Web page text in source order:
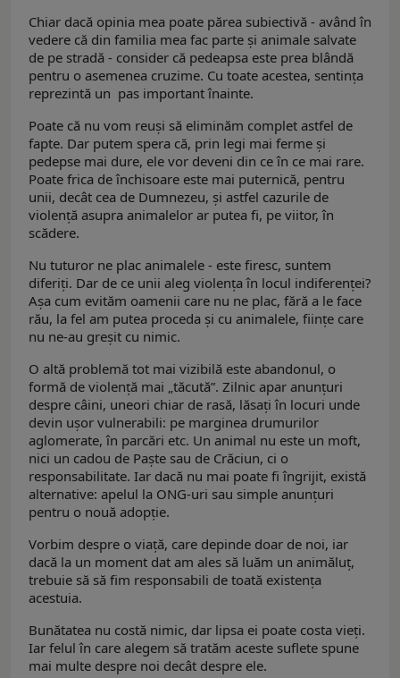
Chiar dacă opinia mea poate părea subiectivă - având în
vedere că din familia mea fac parte și animale salvate
de pe stradă - consider că pedeapsa este prea blândă
pentru o asemenea cruzime. Cu toate acestea, sentința
reprezintă un pas important înainte.
Poate că nu vom reuși să eliminăm complet astfel de
fapte. Dar putem spera că, prin legi mai ferme și
pedepse mai dure, ele vor deveni din ce în ce mai rare.
Poate frica de închisoare este mai puternică, pentru
unii, decât cea de Dumnezeu, și astfel cazurile de
violență asupra animalelor ar putea fi, pe viitor, în
scădere.
Nu tuturor ne plac animalele - este firesc, suntem
diferiți. Dar de ce unii aleg violența în locul indiferenței?
Așa cum evităm oamenii care nu ne plac, fără a le face
rău, la fel am putea proceda și cu animalele, ființe care
nu ne-au greșit cu nimic.
O altă problemă tot mai vizibilă este abandonul, o
formă de violență mai „tăcută”. Zilnic apar anunțuri
despre câini, uneori chiar de rasă, lăsați în locuri unde
devin uşor vulnerabili: pe marginea drumurilor
aglomerate, în parcări etc. Un animal nu este un moft,
nici un cadou de Paște sau de Crăciun, ci o
responsabilitate. Iar dacă nu mai poate fi îngrijit, există
alternative: apelul la ONG-uri sau simple anunțuri
pentru o nouă adopție.
Vorbim despre o viață, care depinde doar de noi, iar
dacă la un moment dat am ales să luăm un animăluț,
trebuie să să fim responsabili de toată existența
acestuia.
Bunătatea nu costă nimic, dar lipsa ei poate costa vieți.
Iar felul în care alegem să tratăm aceste suflete spune
mai multe despre noi decât despre ele.